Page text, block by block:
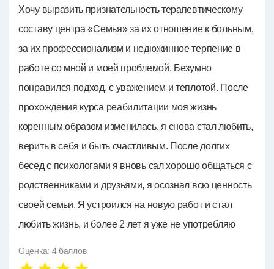
Хочу выразить признательность терапевтическому
составу центра «Семья» за их отношение к больным,
за их профессионализм и недюжинное терпение в
работе со мной и моей проблемой. Безумно
понравился подход. с уважением и теплотой. После
прохождения курса реабилитации моя жизнь
коренным образом изменилась, я снова стал любить,
верить в себя и быть счастливым. После долгих
бесед с психологами я вновь сал хорошо общаться с
родственниками и друзьями, я осознал всю ценность
своей семьи. Я устроился на новую работ и стал
любить жизнь, и более 2 лет я уже не употребляю
Оценка: 4 баллов